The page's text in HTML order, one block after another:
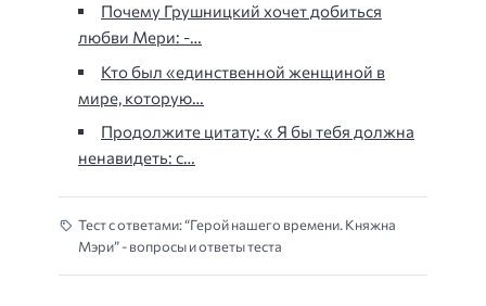
Почему Грушницкий хочет добиться
любви Мери: -…
Кто был «единственной женщиной в
мире, которую…
Продолжите цитату: « Я бы тебя должна
ненавидеть: с…
Тест с ответами: “Герой нашего времени. Княжна
Мэри” - вопросы и ответы теста